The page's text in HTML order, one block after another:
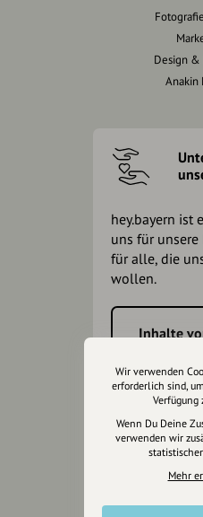
Design &
Anakin
hey.bayern ist
uns für
für alle, die
wollen.
Inhalte
Jetzt
Wir können leider keine
Spendenquittung
Wir verwenden
erforderlich sind,
Verfügung
Wenn Du Deine
verwenden wir
Mehr